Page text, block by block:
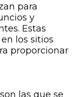
para
y
Estas
los sitios
proporcionar
las que se